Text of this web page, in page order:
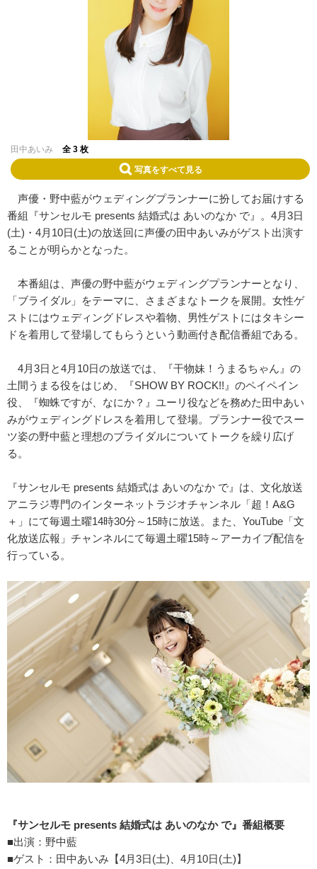
田中あいみ 全 3 枚
写真をすべて見る
声優・野中藍がウェディングプランナーに扮してお届けする
番組『サンセルモ presents 結婚式は あいのなか で』。4月3日
(土)・4月10日(土)の放送回に声優の田中あいみがゲスト出演す
ることが明らかとなった。
本番組は、声優の野中藍がウェディングプランナーとなり、
「ブライダル」をテーマに、さまざまなトークを展開。女性ゲ
ストにはウェディングドレスや着物、男性ゲストにはタキシー
ドを着用して登場してもらうという動画付き配信番組である。
4月3日と4月10日の放送では、『干物妹！うまるちゃん』の
土間うまる役をはじめ、『SHOW BY ROCK!!』のペイペイン
役、『蜘蛛ですが、なにか？』ユーリ役などを務めた田中あい
みがウェディングドレスを着用して登場。プランナー役でスー
ツ姿の野中藍と理想のブライダルについてトークを繰り広げ
る。
『サンセルモ presents 結婚式は あいのなか で』は、文化放送
アニラジ専門のインターネットラジオチャンネル「超！A&G
＋」にて毎週土曜14時30分～15時に放送。また、YouTube「文
化放送広報」チャンネルにて毎週土曜15時～アーカイブ配信を
行っている。
『サンセルモ presents 結婚式は あいのなか で』番組概要
■出演：野中藍
■ゲスト：田中あいみ【4月3日(土)、4月10日(土)】